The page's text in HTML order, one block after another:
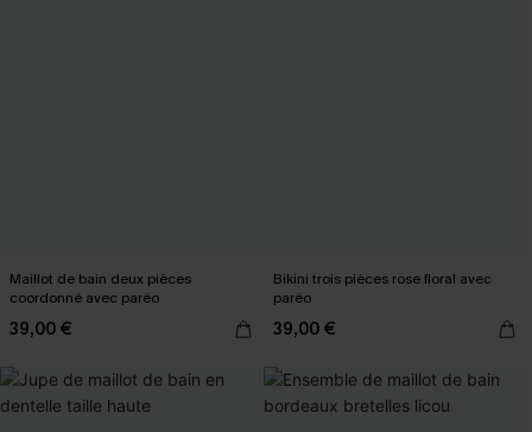
Maillot de bain deux pièces
coordonné avec paréo
39,00 €
Bikini trois pièces rose floral avec
paréo
39,00 €